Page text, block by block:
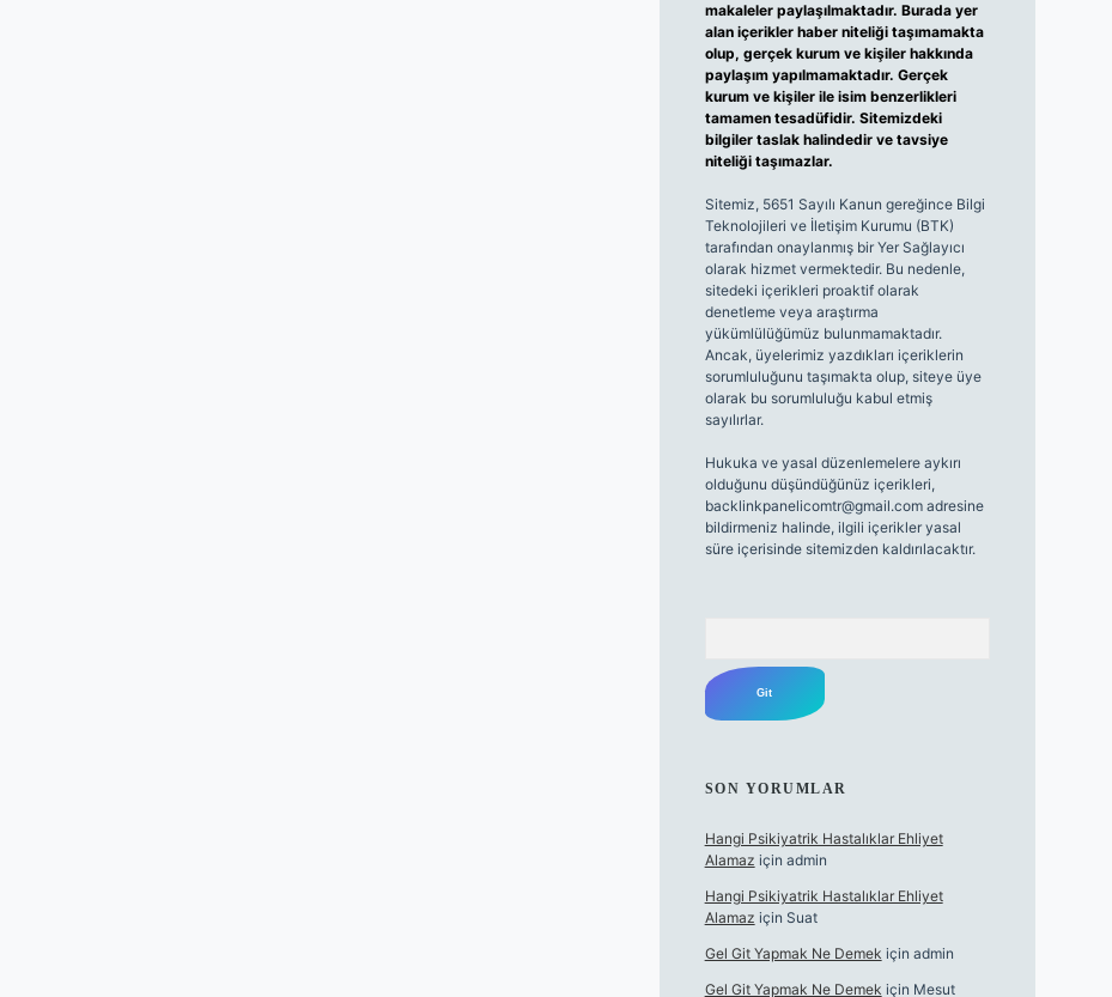
makaleler paylaşılmaktadır. Burada yer
alan içerikler haber niteliği taşımamakta
olup, gerçek kurum ve kişiler hakkında
paylaşım yapılmamaktadır. Gerçek
kurum ve kişiler ile isim benzerlikleri
tamamen tesadüfidir. Sitemizdeki
bilgiler taslak halindedir ve tavsiye
niteliği taşımazlar.
Sitemiz, 5651 Sayılı Kanun gereğince Bilgi
Teknolojileri ve İletişim Kurumu (BTK)
tarafından onaylanmış bir Yer Sağlayıcı
olarak hizmet vermektedir. Bu nedenle,
sitedeki içerikleri proaktif olarak
denetleme veya araştırma
yükümlülüğümüz bulunmamaktadır.
Ancak, üyelerimiz yazdıkları içeriklerin
sorumluluğunu taşımakta olup, siteye üye
olarak bu sorumluluğu kabul etmiş
sayılırlar.
Hukuka ve yasal düzenlemelere aykırı
olduğunu düşündüğünüz içerikleri,
backlinkpanelicomtr@gmail.comadresine
bildirmeniz halinde, ilgili içerikler yasal
süre içerisinde sitemizden kaldırılacaktır.
SON YORUMLAR
Hangi Psikiyatrik Hastalıklar Ehliyet
Alamaz için admin
Hangi Psikiyatrik Hastalıklar Ehliyet
Alamaz için Suat
Gel Git Yapmak Ne Demek için admin
Gel Git Yapmak Ne Demek için Mesut